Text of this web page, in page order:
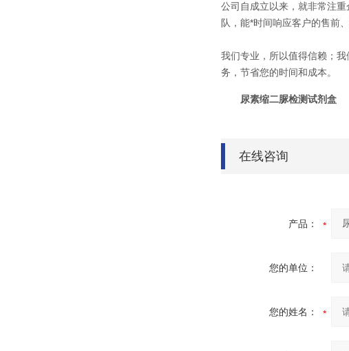
公司自成立以来，就非常注
队，能*时间响应客户的售前
我们专业，所以值得信赖；
务，节省您的时间和成本。
尿素缩二脲检测试剂盒
在线咨询
产品：
您的单位：
您的姓名：